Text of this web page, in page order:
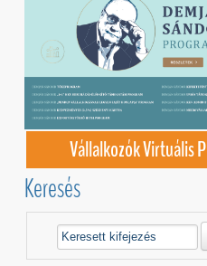
Vállalkozók Virtuális
Keresés